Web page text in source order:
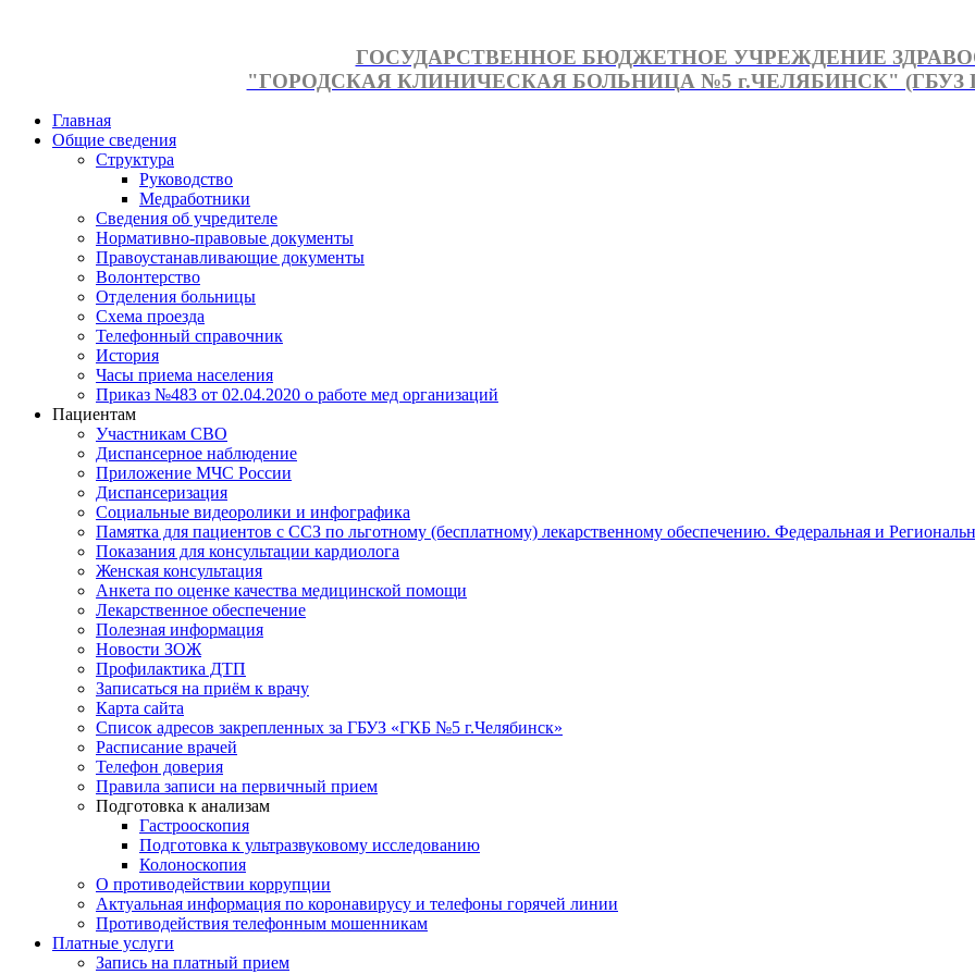
ГОСУДАРСТВЕННОЕ БЮДЖЕТНОЕ УЧРЕЖДЕНИЕ
"ГОРОДСКАЯ КЛИНИЧЕСКАЯ БОЛЬНИЦА №5 г.ЧЕЛЯБИНСК" (ГБУЗ
Главная
Общие сведения
Структура
Руководство
Медработники
Сведения об учредителе
Нормативно-правовые документы
Правоустанавливающие документы
Волонтерство
Отделения больницы
Схема проезда
Телефонный справочник
История
Часы приема населения
Приказ №483 от 02.04.2020 о работе мед организаций
Пациентам
Участникам СВО
Диспансерное наблюдение
Приложение МЧС России
Диспансеризация
Социальные видеоролики и инфографика
Памятка для пациентов с ССЗ по льготному (бесплатному) лекарственному обеспечению. Федеральная и
Показания для консультации кардиолога
Женская консультация
Анкета по оценке качества медицинской помощи
Лекарственное обеспечение
Полезная информация
Новости ЗОЖ
Профилактика ДТП
Записаться на приём к врачу
Карта сайта
Список адресов закрепленных за ГБУЗ «ГКБ №5 г.Челябинск»
Расписание врачей
Телефон доверия
Правила записи на первичный прием
Подготовка к анализам
Гастрооскопия
Подготовка к ультразвуковому исследованию
Колоноскопия
О противодействии коррупции
Актуальная информация по коронавирусу и телефоны горячей линии
Противодействия телефонным мошенникам
Платные услуги
Запись на платный прием